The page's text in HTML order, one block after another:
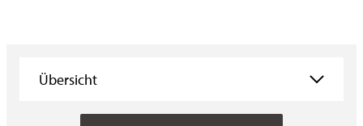
Übersicht